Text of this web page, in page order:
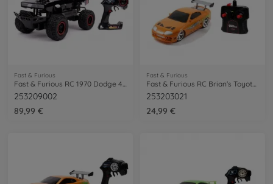
Fast & Furious
253209002
89,99 €
Fast & Furious
253203021
24,99 €